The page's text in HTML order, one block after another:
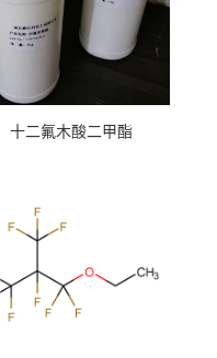
十二氟木酸二甲酯